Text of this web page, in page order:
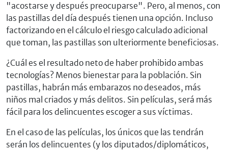
"acostarse y después preocuparse". Pero, al menos, con
las pastillas del día después tienen una opción. Incluso
factorizando en el cálculo el riesgo calculado adicional
que toman, las pastillas son ulteriormente beneficiosas.
¿Cuál es el resultado neto de haber prohibido ambas
tecnologías? Menos bienestar para la población. Sin
pastillas, habrán más embarazos no deseados, más
niños mal criados y más delitos. Sin películas, será más
fácil para los delincuentes escoger a sus víctimas.
En el caso de las películas, los únicos que las tendrán
serán los delincuentes (y los diputados/diplomáticos,